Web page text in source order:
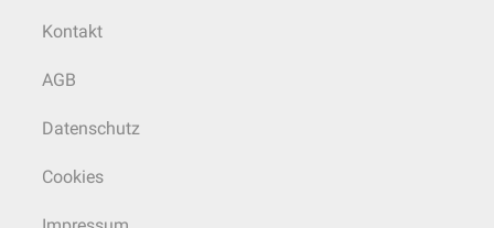
Kontakt
AGB
Datenschutz
Cookies